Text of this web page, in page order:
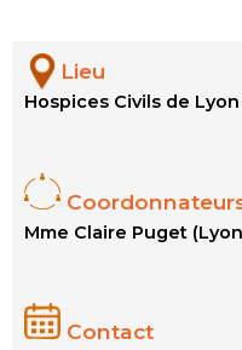
Lieu
Hospices Civils de Lyon
Mme Claire Puget
Contact